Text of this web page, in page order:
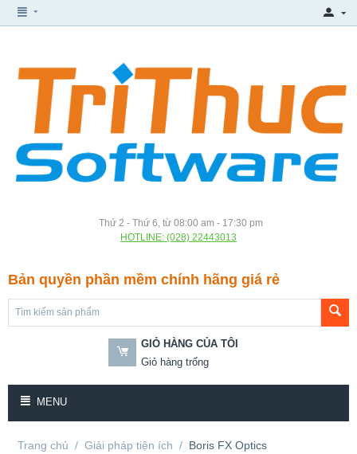
Thứ 2 - Thứ 6, từ 08:00 am - 17:30 pm
HOTLINE: (028) 22443013
Bản quyền phần mềm chính hãng giá rẻ
GIỎ HÀNG CỦA TÔI
Giỏ hàng trống
MENU
Trang chủ / Giải pháp tiện ích / Boris FX Optics